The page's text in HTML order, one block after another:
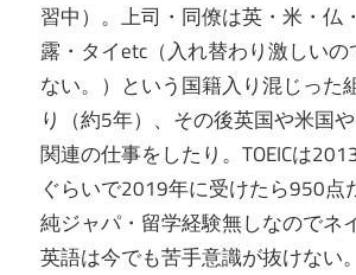
習中）。上司・同僚は英・米・仏
露・タイetc（入れ替わり激しいの
ない。）という国籍入り混じった
り（約5年）、その後英国や米国
関連の仕事をしたり。TOEICは
ぐらいで2019年に受けたら950点
純ジャパ・留学経験無しなのでネ
英語は今でも苦手意識が抜けない